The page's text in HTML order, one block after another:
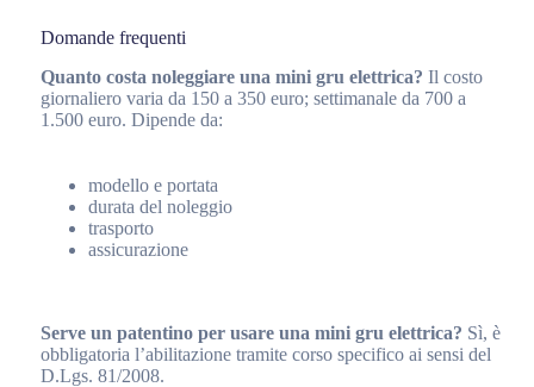
Domande frequenti
Quanto costa noleggiare una mini gru elettrica? Il costo
giornaliero varia da 150 a 350 euro; settimanale da 700 a
1.500 euro. Dipende da:
modello e portata
durata del noleggio
trasporto
assicurazione
Serve un patentino per usare una mini gru elettrica? Sì, è
obbligatoria l’abilitazione tramite corso specifico ai sensi del
D.Lgs. 81/2008.